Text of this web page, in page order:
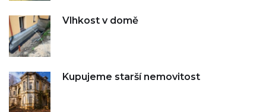
Vlhkost v domě
Kupujeme starší nemovitost